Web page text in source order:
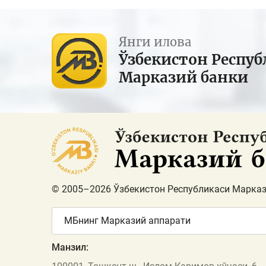
Янги илова
Ўзбекистон
Марказий банки
© 2005–2026 Ўзбекистон Республикаси
МБнинг Марказий аппарати
Манзил: